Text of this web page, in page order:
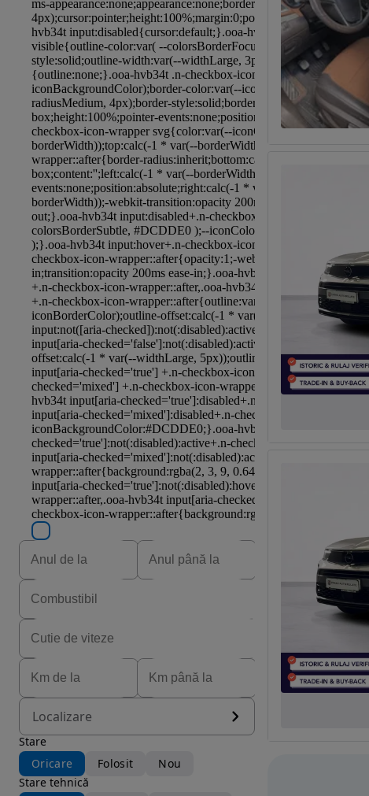
Localizare
Stare
Oricare
Folosit
Nou
Stare tehnică